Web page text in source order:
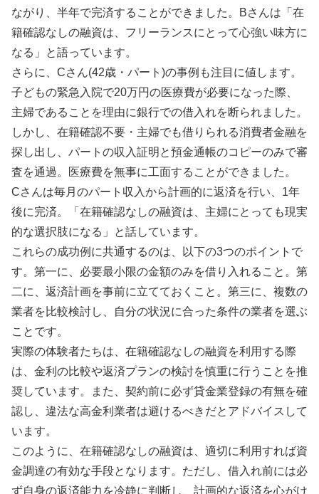
ながり、半年で完済することができました。Bさんは「在
籍確認なしの融資は、フリーランスにとって心強い味方に
なる」と語っています。
さらに、Cさん(42歳・パート)の事例も注目に値します。
子どもの緊急入院で20万円の医療費が必要になった際、
主婦であることを理由に銀行での借入れを断られました。
しかし、在籍確認不要・主婦でも借りられる消費者金融を
探し出し、パートの収入証明と預金通帳のコピーのみで審
査を通過。医療費を無事に工面することができました。
Cさんは毎月のパート収入から計画的に返済を行い、1年
後に完済。「在籍確認なしの融資は、主婦にとっても現実
的な選択肢になる」と話しています。
これらの成功例に共通するのは、以下の3つのポイントで
す。第一に、必要最小限の金額のみを借り入れること。第
二に、返済計画を事前に立てておくこと。第三に、複数の
業者を比較検討し、自分の状況に合った条件の業者を選ぶ
ことです。
実際の体験者たちは、在籍確認なしの融資を利用する際
は、金利の比較や返済プランの検討を慎重に行うことを推
奨しています。また、契約前に必ず貸金業登録の有無を確
認し、違法な高金利業者は避けるべきだとアドバイスして
います。
このように、在籍確認なしの融資は、適切に利用すれば資
金調達の有効な手段となります。ただし、借入れ前には必
ず自身の返済能力を冷静に判断し、計画的な返済を心がけ